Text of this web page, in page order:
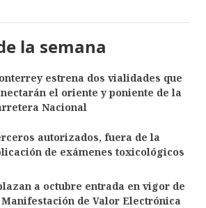
la semana
estrena dos vialidades que
el oriente y poniente de la
Nacional
autorizados, fuera de la
de exámenes toxicológicos
a octubre entrada en vigor de
de Valor Electrónica